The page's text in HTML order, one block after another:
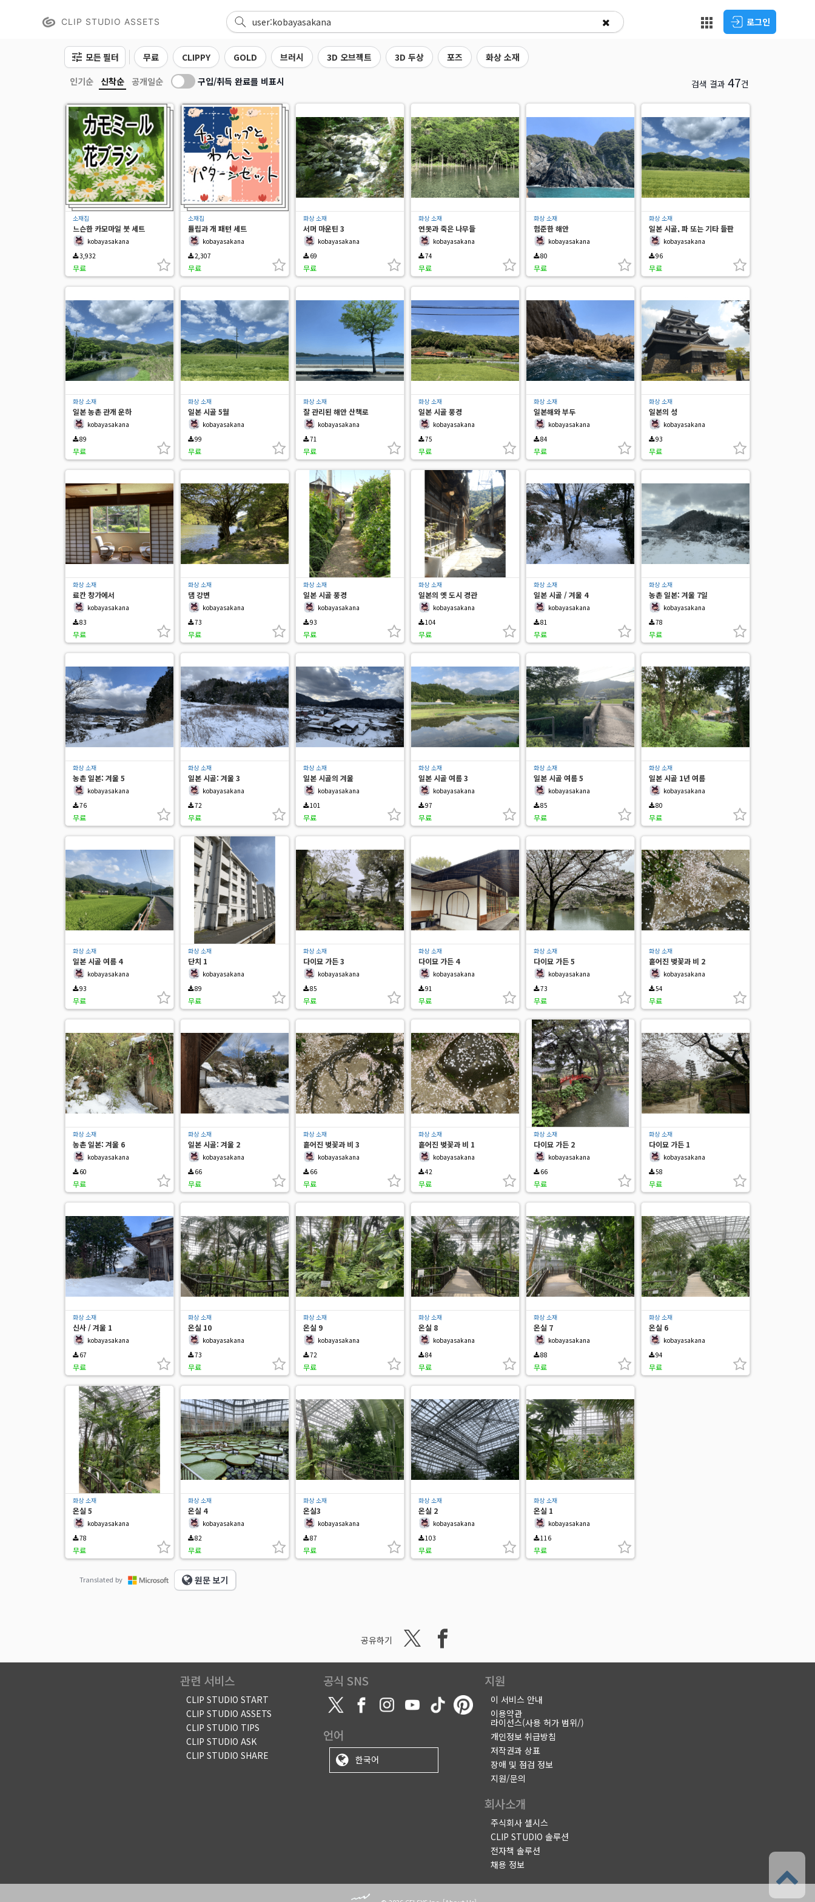
CLIP STUDIO ASSETS 로그인
모든 필터 무료 CLIPPY GOLD 브러시 3D 오브젝트 3D 두상 포즈
화상 소재
인기순
신착순 공개일순 구입/취득 완료를 비표시 검색 결과 47건
소재집
느슨한 카모마일 붓 세트
kobayasakana
3,932
무료
소재집
튤립과 개 패턴 세트
kobayasakana
2,307
무료
화상 소재
서머 마운틴 3
kobayasakana
69
무료
화상 소재
연못과 죽은 나무들
kobayasakana
74
무료
화상 소재
험준한 해안
kobayasakana
80
무료
화상 소재
일본 시골, 파 또는 기타 들판
kobayasakana
96
무료
화상 소재
일본 농촌 관개 운하
kobayasakana
89
무료
화상 소재
일본 시골 5월
kobayasakana
99
무료
화상 소재
잘 관리된 해안 산책로
kobayasakana
71
무료
화상 소재
일본 시골 풍경
kobayasakana
75
무료
화상 소재
일본해와 부두
kobayasakana
84
무료
화상 소재
일본의 성
kobayasakana
93
무료
화상 소재
료칸 창가에서
kobayasakana
83
무료
화상 소재
댐 강변
kobayasakana
73
무료
화상 소재
일본 시골 풍경
kobayasakana
93
무료
화상 소재
일본의 옛 도시 경관
kobayasakana
104
무료
화상 소재
일본 시골 / 겨울 4
kobayasakana
81
무료
화상 소재
농촌 일본: 겨울 7일
kobayasakana
78
무료
화상 소재
농촌 일본: 겨울 5
kobayasakana
76
무료
화상 소재
일본 시골: 겨울 3
kobayasakana
72
무료
화상 소재
일본 시골의 겨울
kobayasakana
101
무료
화상 소재
일본 시골 여름 3
kobayasakana
97
무료
화상 소재
일본 시골 여름 5
kobayasakana
85
무료
화상 소재
일본 시골 1년 여름
kobayasakana
80
무료
화상 소재
일본 시골 여름 4
kobayasakana
93
무료
화상 소재
단치 1
kobayasakana
89
무료
화상 소재
다이묘 가든 3
kobayasakana
85
무료
화상 소재
다이묘 가든 4
kobayasakana
91
무료
화상 소재
다이묘 가든 5
kobayasakana
73
무료
화상 소재
흩어진 벚꽃과 비 2
kobayasakana
54
무료
화상 소재
농촌 일본: 겨울 6
kobayasakana
60
무료
화상 소재
일본 시골: 겨울 2
kobayasakana
66
무료
화상 소재
흩어진 벚꽃과 비 3
kobayasakana
66
무료
화상 소재
흩어진 벚꽃과 비 1
kobayasakana
42
무료
화상 소재
다이묘 가든 2
kobayasakana
66
무료
화상 소재
다이묘 가든 1
kobayasakana
58
무료
화상 소재
신사 / 겨울 1
kobayasakana
67
무료
화상 소재
온실 10
kobayasakana
73
무료
화상 소재
온실 9
kobayasakana
72
무료
화상 소재
온실 8
kobayasakana
84
무료
화상 소재
온실 7
kobayasakana
88
무료
화상 소재
온실 6
kobayasakana
94
무료
화상 소재
온실 5
kobayasakana
78
무료
화상 소재
온실 4
kobayasakana
82
무료
화상 소재
온실3
kobayasakana
87
무료
화상 소재
온실 2
kobayasakana
103
무료
화상 소재
온실 1
kobayasakana
116
무료
Translated by 원문 보기
공유하기
관련 서비스
CLIP STUDIO START
CLIP STUDIO ASSETS
CLIP STUDIO TIPS
CLIP STUDIO ASK
CLIP STUDIO SHARE
공식 SNS
언어
한국어
지원
이 서비스 안내
이용약관
라이선스(사용 허가 범위/)
개인정보 취급방침
저작권과 상표
장애 및 점검 정보
지원/문의
회사소개
주식회사 셀시스
CLIP STUDIO 솔루션
전자책 솔루션
채용 정보